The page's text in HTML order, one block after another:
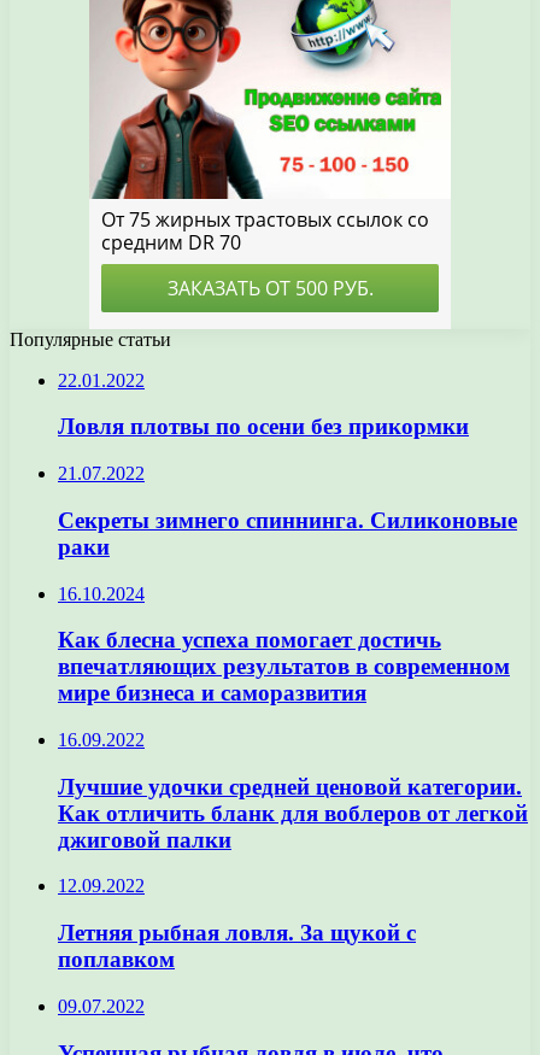
Популярные статьи
22.01.2022
Ловля плотвы по осени без прикормки
21.07.2022
Секреты зимнего спиннинга. Силиконовые
раки
16.10.2024
Как блесна успеха помогает достичь
впечатляющих результатов в современном
мире бизнеса и саморазвития
16.09.2022
Лучшие удочки средней ценовой категории.
Как отличить бланк для воблеров от легкой
джиговой палки
12.09.2022
Летняя рыбная ловля. За щукой с
поплавком
09.07.2022